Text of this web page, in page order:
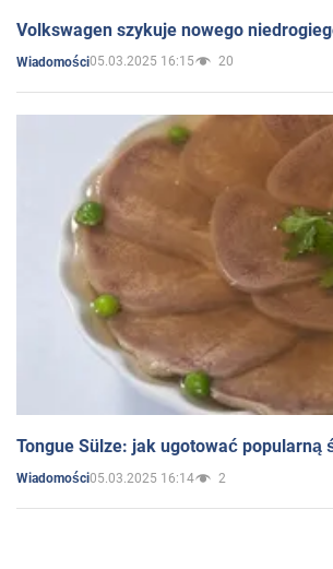
Volkswagen szykuje nowego
Wiadomości05.03.2025 16:15 20
Tongue Sülze: jak ugotować
Wiadomości05.03.2025 16:14 2